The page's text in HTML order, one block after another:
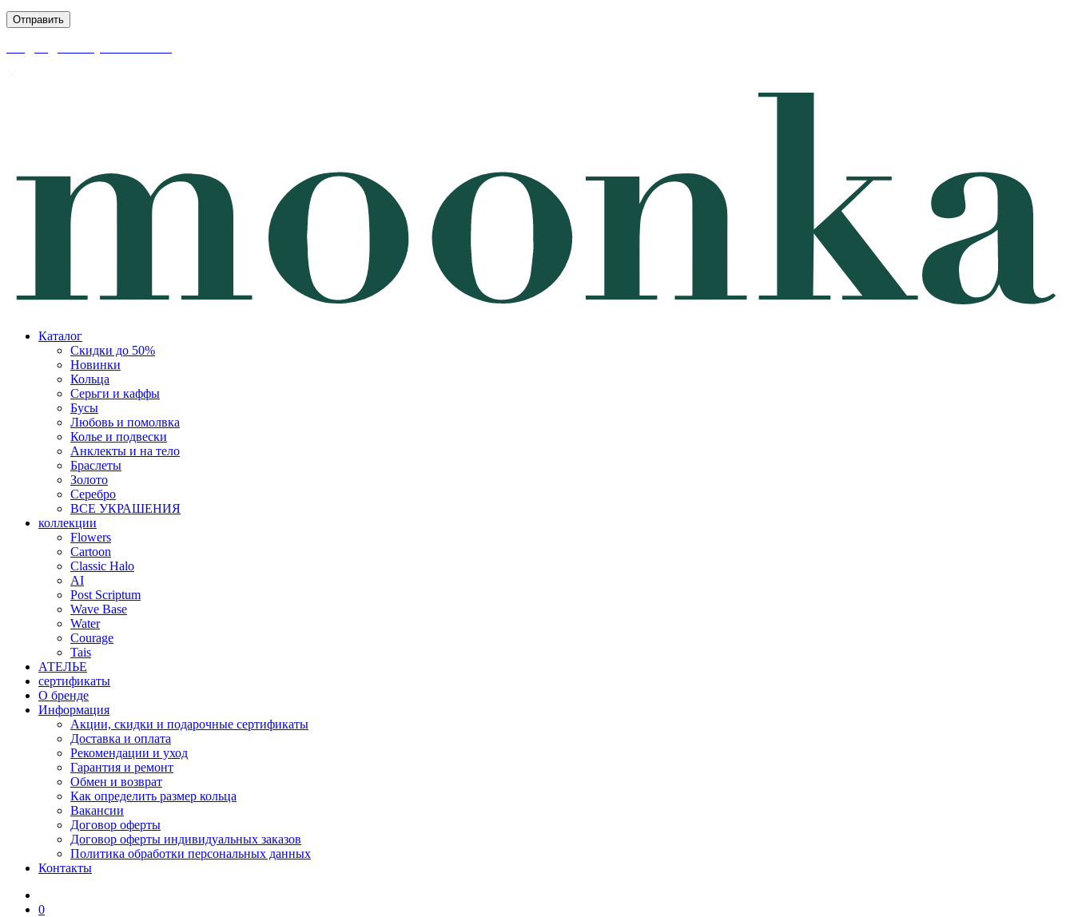
Каталог
Скидки до 50%
Новинки
Кольца
Серьги и каффы
Бусы
Любовь и помолвка
Колье и подвески
Анклекты и на тело
Браслеты
Золото
Серебро
ВСЕ УКРАШЕНИЯ
коллекции
Flowers
Cartoon
Classic Halo
AI
Post Scriptum
Wave Base
Water
Courage
Tais
АТЕЛЬЕ
сертификаты
О бренде
Информация
Акции, скидки и подарочные сертификаты
Доставка и оплата
Рекомендации и уход
Гарантия и ремонт
Обмен и возврат
Как определить размер кольца
Вакансии
Договор оферты
Договор оферты индивидуальных заказов
Политика обработки персональных данных
Контакты
0